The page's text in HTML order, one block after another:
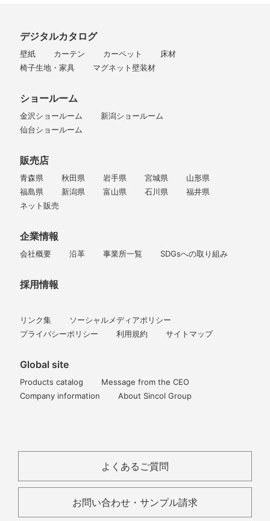
デジタルカタログ
壁紙 カーテン カーペット
床材
椅子生地・家具
マグネット壁装材
ショールーム
金沢ショールーム
新潟ショールーム
仙台ショールーム
販売店
青森県 秋田県 岩手県 宮城県
山形県
福島県
新潟県 富山県 石川県
福井県
ネット販売
企業情報
会社概要 沿革 事業所一覧 SDGsへの取り組み
採用情報
リンク集
ソーシャルメディアポリシー
プライバシーポリシー
利用規約 サイトマップ
Global site
Products catalog
Message from the CEO
Company information
About Sincol Group
よくあるご質問
お問い合わせ・サンプル請求